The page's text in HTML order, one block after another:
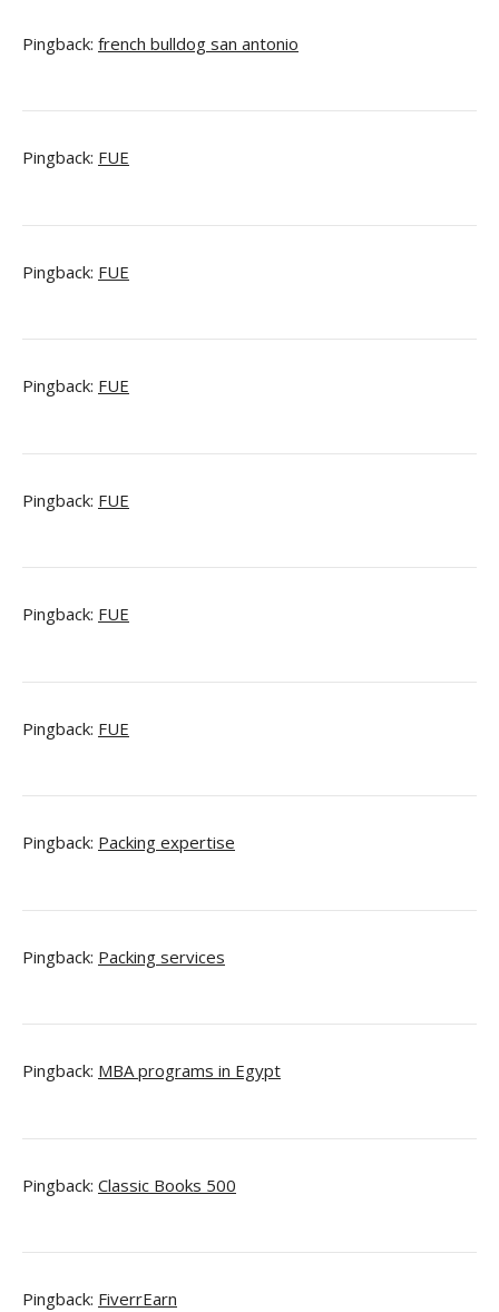
Pingback: french bulldog san antonio
Pingback: FUE
Pingback: FUE
Pingback: FUE
Pingback: FUE
Pingback: FUE
Pingback: FUE
Pingback: Packing expertise
Pingback: Packing services
Pingback: MBA programs in Egypt
Pingback: Classic Books 500
Pingback: FiverrEarn